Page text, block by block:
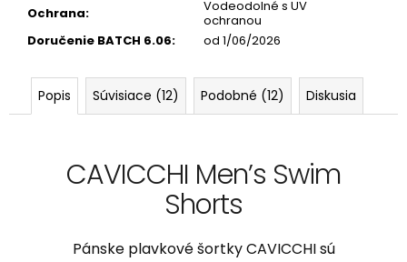
Ochrana:
Vodeodolné s UV
ochranou
Doručenie BATCH 6.06: od 1/06/2026
Popis Súvisiace (12) Podobné (12) Diskusia
CAVICCHI Men’s Swim
Shorts
Pánske plavkové šortky CAVICCHI sú